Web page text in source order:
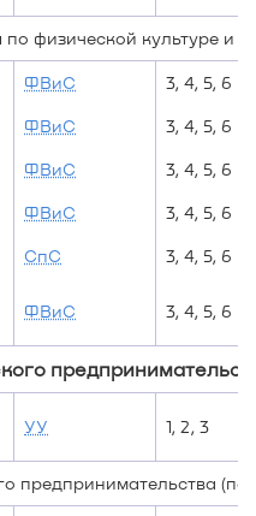
физической культуре и
ФВиС 3, 4, 5, 6
ФВиС 3, 4, 5, 6
ФВиС 3, 4, 5, 6
ФВиС 3, 4, 5, 6
СпС 3, 4, 5, 6
ФВиС 3, 4, 5, 6
УУ 1, 2, 3
предпринимательства (по